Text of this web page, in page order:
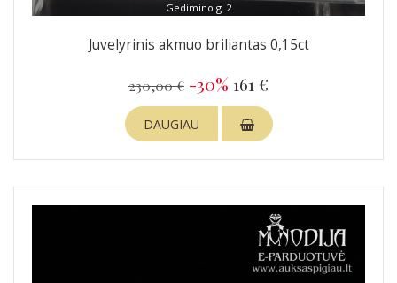
Gedimino g. 2
Juvelyrinis akmuo briliantas 0,15ct
230,00 € -30% 161 €
DAUGIAU